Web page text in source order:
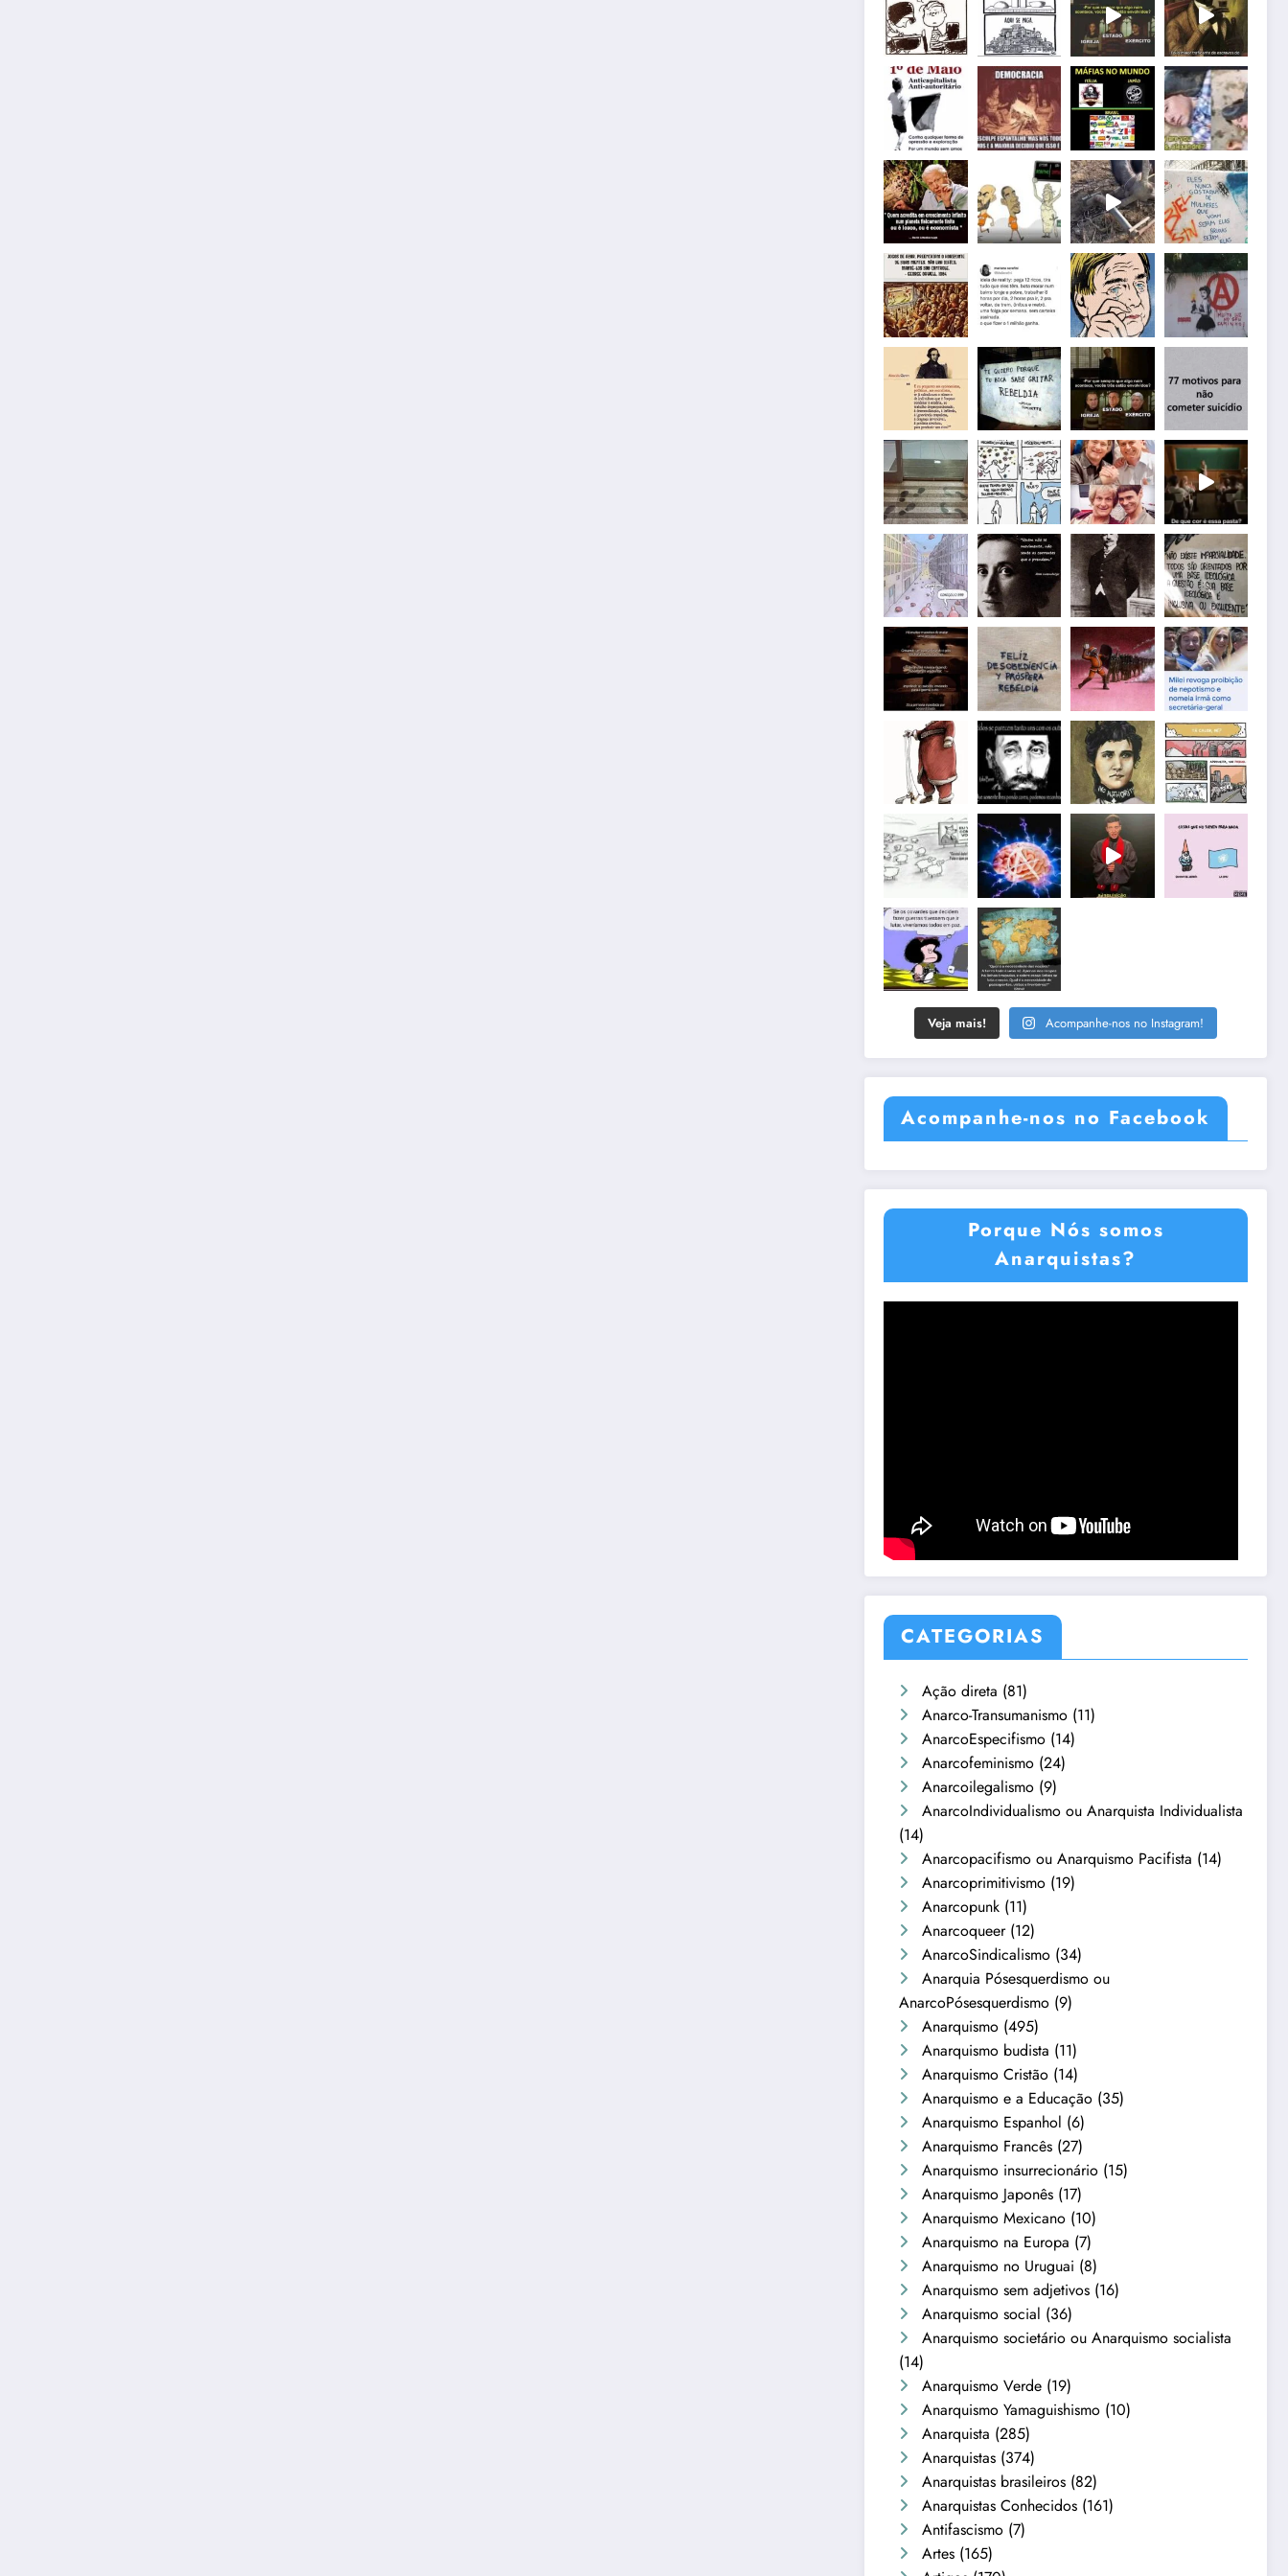
Veja mais! Acompanhe-nos no Instagram!
Acompanhe-nos no Facebook
Porque Nós somos
Anarquistas?
CATEGORIAS
Ação direta (81)
Anarco-Transumanismo (11)
AnarcoEspecifismo (14)
Anarcofeminismo (24)
Anarcoilegalismo (9)
AnarcoIndividualismo ou Anarquista Individualista
(14)
Anarcopacifismo ou Anarquismo Pacifista (14)
Anarcoprimitivismo (19)
Anarcopunk (11)
Anarcoqueer(12)
AnarcoSindicalismo (34)
Anarquia Pósesquerdismo ou
AnarcoPósesquerdismo (9)
Anarquismo (495)
Anarquismo budista (11)
Anarquismo Cristão (14)
Anarquismo e a Educação (35)
Anarquismo Espanhol (6)
Anarquismo Francês (27)
Anarquismo insurrecionário (15)
Anarquismo Japonês (17)
Anarquismo Mexicano (10)
Anarquismo na Europa (7)
Anarquismo no Uruguai (8)
Anarquismo sem adjetivos (16)
Anarquismo social (36)
Anarquismo societário ou Anarquismo socialista
(14)
Anarquismo Verde (19)
Anarquismo Yamaguishismo (10)
Anarquista (285)
Anarquistas (374)
Anarquistas brasileiros (82)
Anarquistas Conhecidos (161)
Antifascismo (7)
Artes (165)